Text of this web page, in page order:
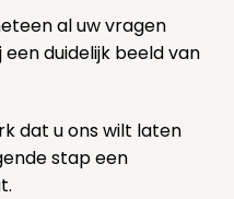
al uw vragen
duidelijk beeld van
dat u ons wilt laten
stap een